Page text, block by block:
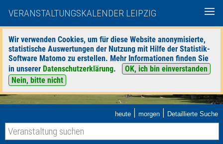
VERANSTALTUNGSKALENDER LEIPZIG
Wir verwenden Cookies, um für diese Website anonymisierte,
statistische Auswertungen der Nutzung mit Hilfe der Statistik-
Software Matomo zu erstellen. Mehr Informationen finden Sie
in unserer Datenschutzerklärung.
OK, ich bin einverstanden
Nein, bitte nicht
heute | morgen | Detaillierte Suche